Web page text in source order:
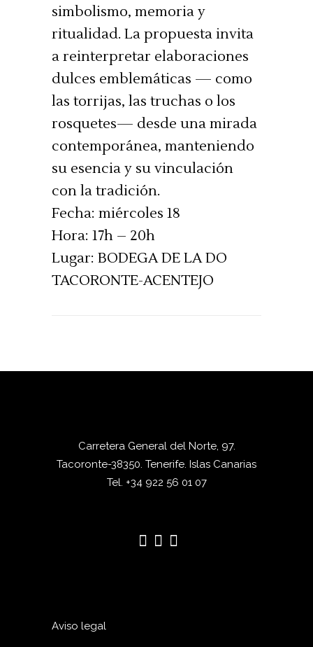
simbolismo, memoria y
ritualidad. La propuesta invita
a reinterpretar elaboraciones
dulces emblemáticas — como
las torrijas, las truchas o los
rosquetes— desde una mirada
contemporánea, manteniendo
su esencia y su vinculación
con la tradición.
Fecha: miércoles 18
Hora: 17h – 20h
Lugar: BODEGA DE LA DO
TACORONTE-ACENTEJO
Carretera General del Norte, 97.
Tacoronte-38350. Tenerife. Islas Canarias
Tel. +34 922 56 01 07
Aviso legal